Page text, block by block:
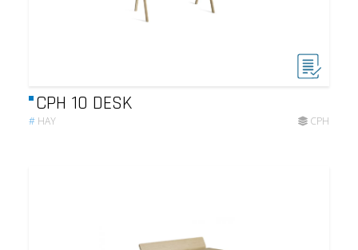
CPH 10 DESK
# HAY CPH